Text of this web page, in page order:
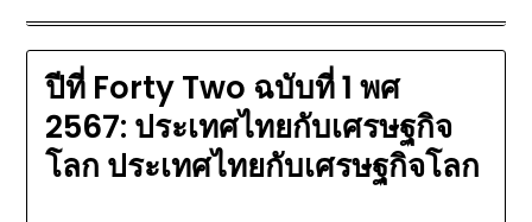
ปีที่ Forty Two ฉบับที่ 1 พศ
2567: ประเทศไทยกับเศรษฐกิจ
โลก ประเทศไทยกับเศรษฐกิจโลก